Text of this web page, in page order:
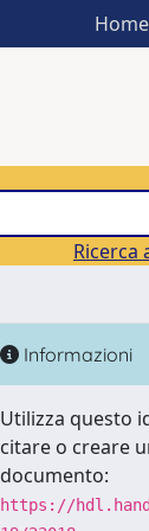
Home
Ricerca
Informazioni
Utilizza questo
citare o creare
documento:
https://